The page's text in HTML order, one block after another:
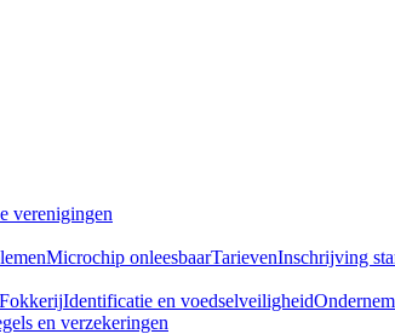
verenigingen
Microchip onleesbaarTarievenInschrijving
FokkerijIdentificatie en voedselveiligheid
en verzekeringen